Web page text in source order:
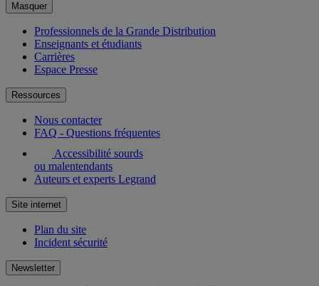
Masquer
Professionnels de la Grande Distribution
Enseignants et étudiants
Carrières
Espace Presse
Ressources
Nous contacter
FAQ - Questions fréquentes
Accessibilité sourds
ou malentendants
Auteurs et experts Legrand
Site internet
Plan du site
Incident sécurité
Newsletter